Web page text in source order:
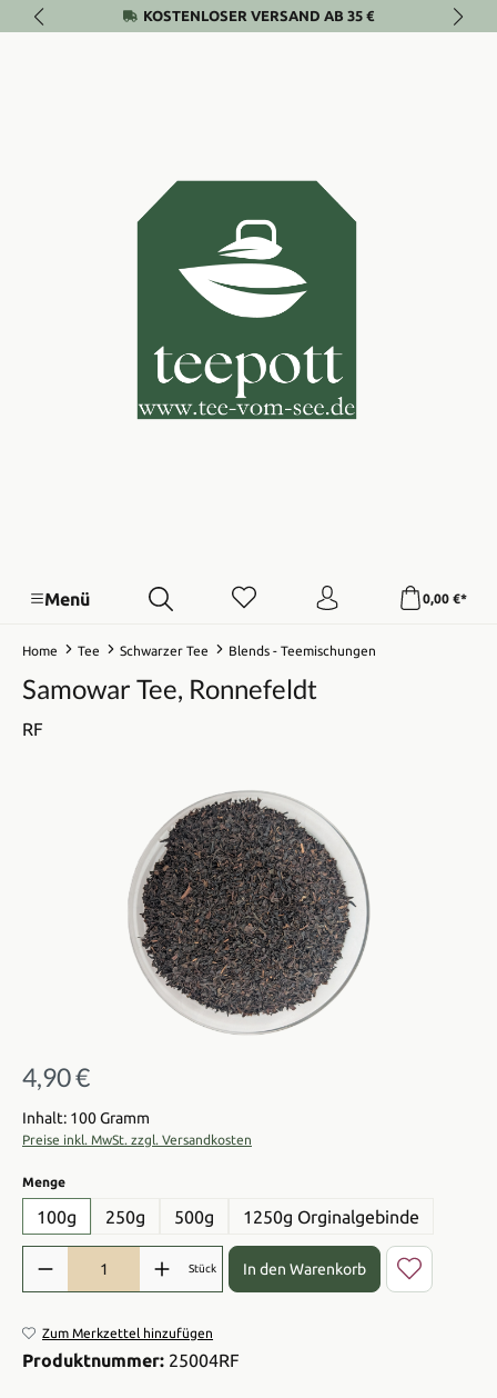
Zum Hauptinhalt springenKOSTENLOSER VERSAND AB 35 €
Menü 0,00 €*
Home Tee Schwarzer Tee Blends - Teemischungen
Samowar Tee, Ronnefeldt
RF
Bildergalerie überspringen
Regulärer Preis:
4,90 €
Inhalt: 100 Gramm
Preise inkl. MwSt. zzgl. Versandkosten
Mengeauswählen
100g 250g 500g 1250g Orginalgebinde
Produkt Anzahl: Gib den gewünschten Wert ein oder benutze die
Stück In den Warenkorb
Zum Merkzettel hinzufügen
Produktnummer: 25004RF